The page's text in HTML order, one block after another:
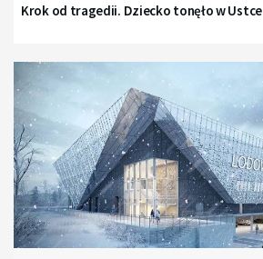
Krok od tragedii. Dziecko tonęło w Ustce